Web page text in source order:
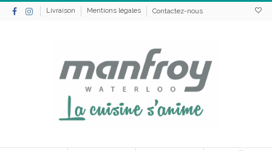
Livraison Mentions légales Contactez-nous